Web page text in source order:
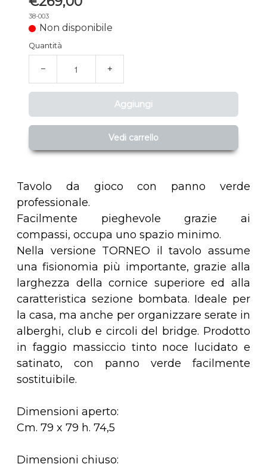
38-003
Non disponibile
Quantità
− +
Aggiungi
Vedi carrello
Tavolo da gioco con panno verde
professionale.
Facilmente pieghevole grazie ai
compassi, occupa uno spazio minimo.
Nella versione TORNEO il tavolo assume
una fisionomia più importante, grazie alla
larghezza della cornice superiore ed alla
caratteristica sezione bombata. Ideale per
la casa, ma anche per organizzare serate in
alberghi, club e circoli del bridge. Prodotto
in faggio massiccio tinto noce lucidato e
satinato, con panno verde facilmente
sostituibile.
Dimensioni aperto:
Cm. 79 x 79 h. 74,5
Dimensioni chiuso: